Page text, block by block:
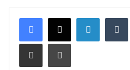
LinkedIn